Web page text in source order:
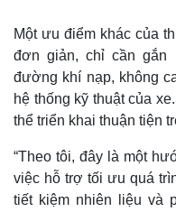
Một ưu điểm khác của
đơn giản, chỉ cần gắn
đường khí nạp, không
hệ thống kỹ thuật của
thể triển khai thuận tiện
“Theo tôi, đây là một
việc hỗ trợ tối ưu quá
tiết kiệm nhiên liệu và